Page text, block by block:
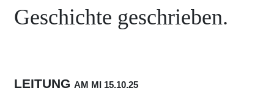
Hausgebrauch, der während diverser Testläufe
immer mehr Besucher zum Opfer fallen. So bunt das
werden Regierungsformen und Revolutionsgebaren
Geschichte geschrieben.
LEITUNGAM MI 15.10.25